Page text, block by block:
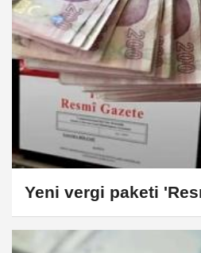
Yeni vergi paketi